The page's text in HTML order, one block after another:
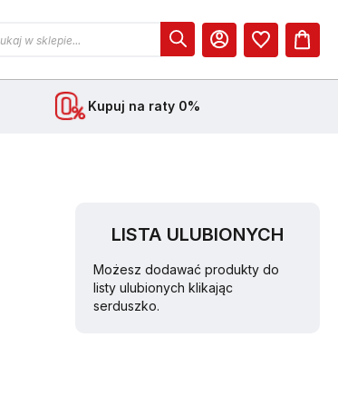
MOJE KONTO
Kupuj na raty 0%
LISTA ULUBIONYCH
Możesz dodawać produkty do
listy ulubionych klikając
serduszko.